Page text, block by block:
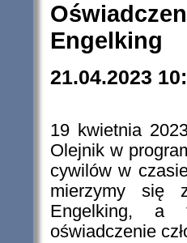
Engelking
21.04.2023
19 kwietnia
Olejnik w
cywilów w
mierzymy się
Engelking, a
oświadczenie